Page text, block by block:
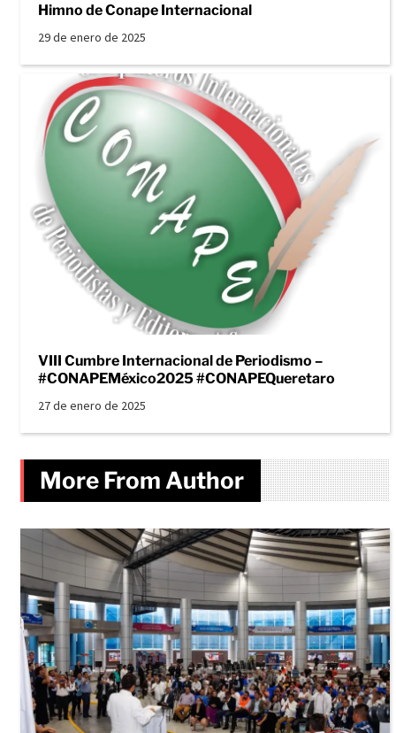
Himno de Conape Internacional
29 de enero de 2025
VIII Cumbre Internacional de Periodismo –
#CONAPEMéxico2025 #CONAPEQueretaro
27 de enero de 2025
More From Author